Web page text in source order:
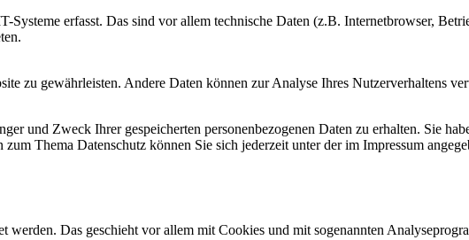
Systeme erfasst. Das sind vor allem technische Daten (z.B. Internetbrowser,
zu gewährleisten. Andere Daten können zur Analyse Ihres Nutzerverhaltens
und Zweck Ihrer gespeicherten personenbezogenen Daten zu erhalten. Sie
Thema Datenschutz können Sie sich jederzeit unter der im Impressum
werden. Das geschieht vor allem mit Cookies und mit sogenannten